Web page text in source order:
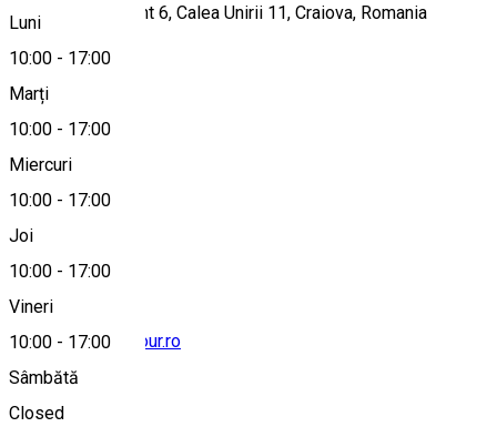
Luni
10:00 - 17:00
Marți
10:00 - 17:00
Miercuri
10:00 - 17:00
Joi
10:00 - 17:00
Vineri
10:00 - 17:00
Sâmbătă
Closed
Bloc 2, Apartament 6, Calea Unirii 11, Craiova, Romania
Hartă
office@kristianatour.ro